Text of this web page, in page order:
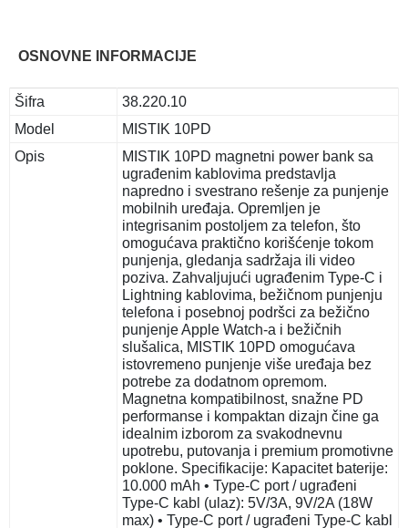
OSNOVNE INFORMACIJE
Šifra
38.220.10
Model
MISTIK 10PD
Opis
MISTIK 10PD magnetni power bank sa
ugrađenim kablovima predstavlja
napredno i svestrano rešenje za punjenje
mobilnih uređaja. Opremljen je
integrisanim postoljem za telefon, što
omogućava praktično korišćenje tokom
punjenja, gledanja sadržaja ili video
poziva. Zahvaljujući ugrađenim Type-C i
Lightning kablovima, bežičnom punjenju
telefona i posebnoj podršci za bežično
punjenje Apple Watch-a i bežičnih
slušalica, MISTIK 10PD omogućava
istovremeno punjenje više uređaja bez
potrebe za dodatnom opremom.
Magnetna kompatibilnost, snažne PD
performanse i kompaktan dizajn čine ga
idealnim izborom za svakodnevnu
upotrebu, putovanja i premium promotivne
poklone. Specifikacije: Kapacitet baterije:
10.000 mAh • Type-C port / ugrađeni
Type-C kabl (ulaz): 5V/3A, 9V/2A (18W
max) • Type-C port / ugrađeni Type-C kabl